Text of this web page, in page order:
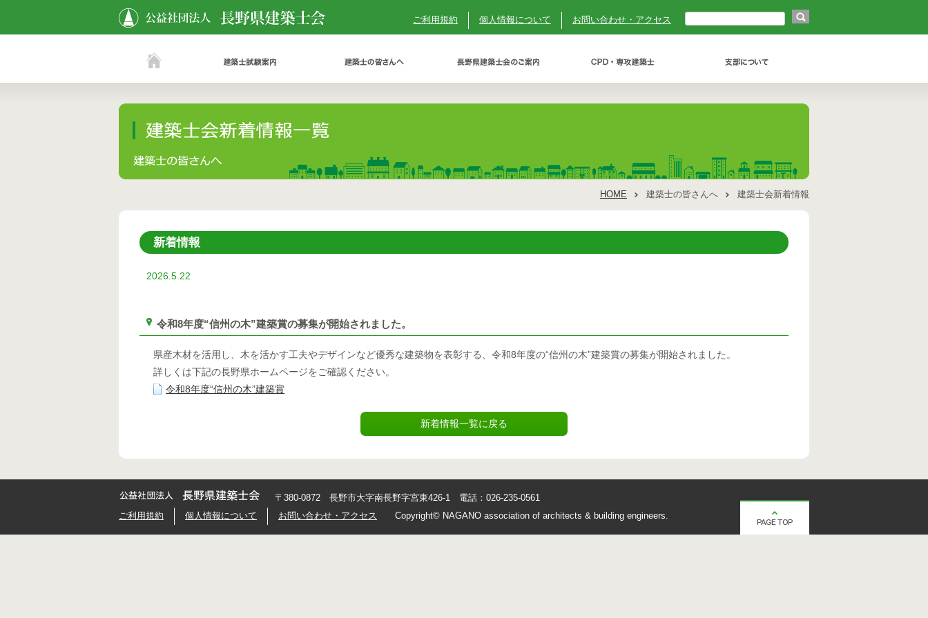
ご利用規約 個人情報について お問い合わせ・アクセス
建築士会新着情報
建築士の皆さんへ
HOME
新着情報
2026.5.22
令和8年度“信州の木”建築賞の募集が開始されました。
県産木材を活用し、木を活かす工夫やデザインなど優秀な建築物を表彰する、令和8年度の“信州の木”建築賞の募集が開始されました。
詳しくは下記の長野県ホームページをご確認ください。
令和8年度“信州の木”建築賞
新着情報一覧に戻る
〒380-0872 長野市大字南長野字宮東426-1 電話：026-235-0561
ご利用規約
個人情報について お問い合わせ・アクセス Copyright© NAGANO association of architects & building engineers.